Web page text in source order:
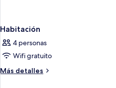
Habitación
4 personas
Wifi gratuito
Más detalles
Más